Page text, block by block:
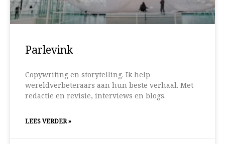
Parlevink
Copywriting en storytelling. Ik help
wereldverbeteraars aan hun beste verhaal. Met
redactie en revisie, interviews en blogs.
LEES VERDER »